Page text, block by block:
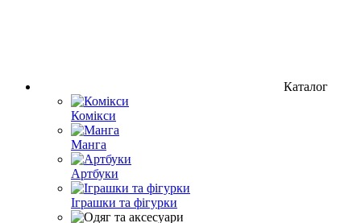
Каталог
Комікси
Манга
Артбуки
Іграшки та фігурки